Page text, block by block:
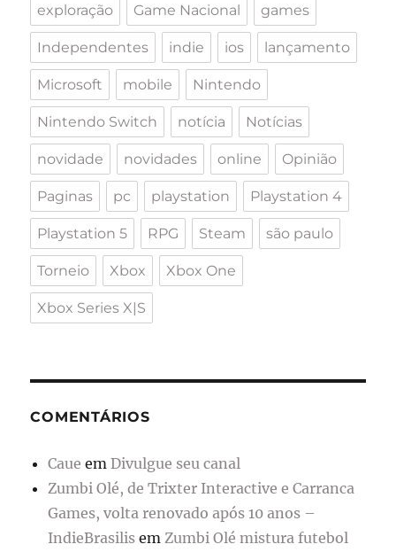
exploração Game Nacional games
Independentes indie ios lançamento
Microsoft mobile Nintendo
Nintendo Switch notícia Notícias
novidade novidades online Opinião
Paginas pc playstation Playstation 4
Playstation 5 RPG Steam são paulo
Torneio Xbox Xbox One
Xbox Series X|S
COMENTÁRIOS
Caue em Divulgue seu canal
Zumbi Olé, de Trixter Interactive e Carranca
Games, volta renovado após 10 anos –
IndieBrasilis em Zumbi Olé mistura futebol